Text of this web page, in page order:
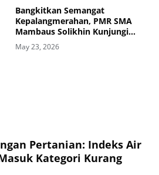
Bangkitkan Semangat
Kepalangmerahan, PMR SMA
Mambaus Solikhin Kunjungi
Markas PMI Kabupaten Blitar
May 23, 2026
Pertanian: Indeks Air
Kategori Kurang